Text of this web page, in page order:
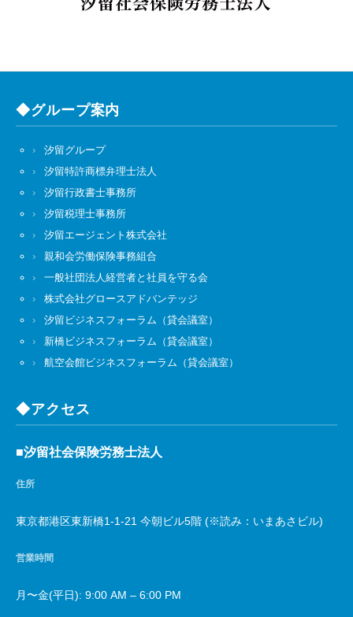
◆グループ案内
汐留グループ
汐留特許商標弁理士法人
汐留行政書士事務所
汐留税理士事務所
汐留エージェント株式会社
親和会労働保険事務組合
一般社団法人経営者と社員を守る会
株式会社グロースアドバンテッジ
汐留ビジネスフォーラム（貸会議室）
新橋ビジネスフォーラム（貸会議室）
航空会館ビジネスフォーラム（貸会議室）
◆アクセス
■汐留社会保険労務士法人
住所
東京都港区東新橋1-1-21 今朝ビル5階 (※読み：いまあさビル)
営業時間
月〜金(平日): 9:00 AM – 6:00 PM